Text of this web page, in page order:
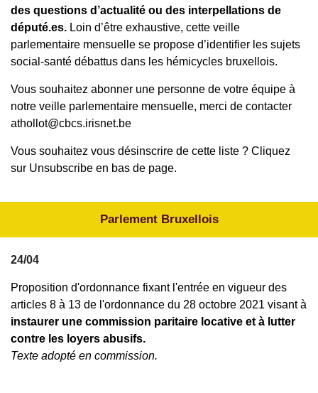
des questions d’actualité ou des interpellations de
député.es. Loin d’être exhaustive, cette veille
parlementaire mensuelle se propose d’identifier les sujets
social-santé débattus dans les hémicycles bruxellois.
Vous souhaitez abonner une personne de votre équipe à
notre veille parlementaire mensuelle, merci de contacter
athollot@cbcs.irisnet.be
Vous souhaitez vous désinscrire de cette liste ? Cliquez
sur Unsubscribe en bas de page.
Parlement Bruxellois
24/04
Proposition d'ordonnance fixant l'entrée en vigueur des
articles 8 à 13 de l'ordonnance du 28 octobre 2021 visant à
instaurer une commission paritaire locative et à lutter
contre les loyers abusifs.
Texte adopté en commission.